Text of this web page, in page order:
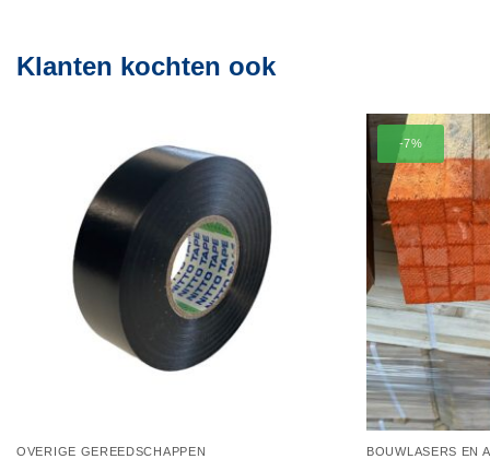
Klanten kochten ook
OVERIGE GEREEDSCHAPPEN
-7%
BOUWLASERS EN